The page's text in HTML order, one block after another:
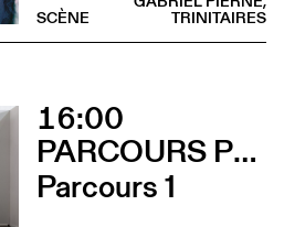
TRINITAIRES
SCÈNE
16:00
PARCOURS PERFORMANCES
Parcours 1